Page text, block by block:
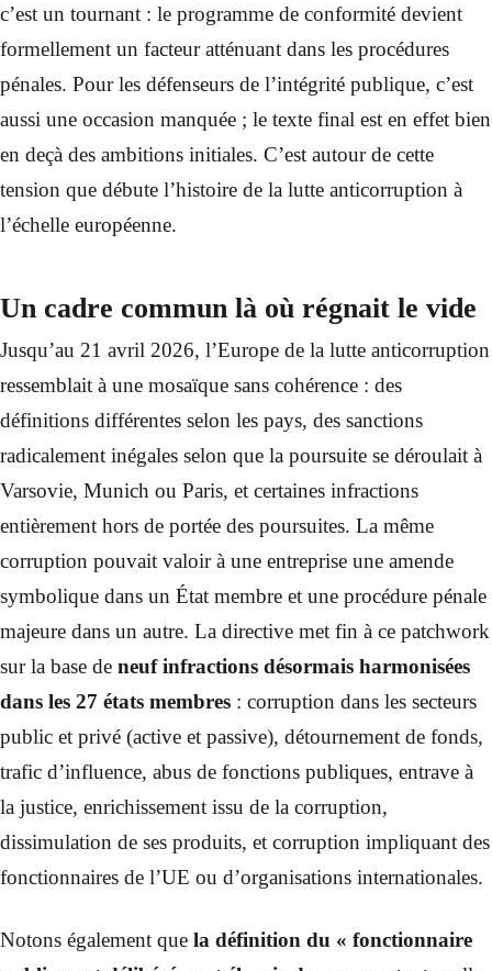
c’est un tournant : le programme de conformité devient
formellement un facteur atténuant dans les procédures
pénales. Pour les défenseurs de l’intégrité publique, c’est
aussi une occasion manquée ; le texte final est en effet bien
en deçà des ambitions initiales. C’est autour de cette
tension que débute l’histoire de la lutte anticorruption à
l’échelle européenne.
Un cadre commun là où régnait le vide
Jusqu’au 21 avril 2026, l’Europe de la lutte anticorruption
ressemblait à une mosaïque sans cohérence : des
définitions différentes selon les pays, des sanctions
radicalement inégales selon que la poursuite se déroulait à
Varsovie, Munich ou Paris, et certaines infractions
entièrement hors de portée des poursuites. La même
corruption pouvait valoir à une entreprise une amende
symbolique dans un État membre et une procédure pénale
majeure dans un autre. La directive met fin à ce patchwork
sur la base de neuf infractions désormais harmonisées
dans les 27 états membres : corruption dans les secteurs
public et privé (active et passive), détournement de fonds,
trafic d’influence, abus de fonctions publiques, entrave à
la justice, enrichissement issu de la corruption,
dissimulation de ses produits, et corruption impliquant des
fonctionnaires de l’UE ou d’organisations internationales.
Notons également que la définition du « fonctionnaire